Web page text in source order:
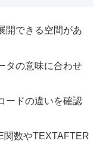
開できる空間があ
タの意味に合わせ
ードの違いを確認
関数やTEXTAFTER